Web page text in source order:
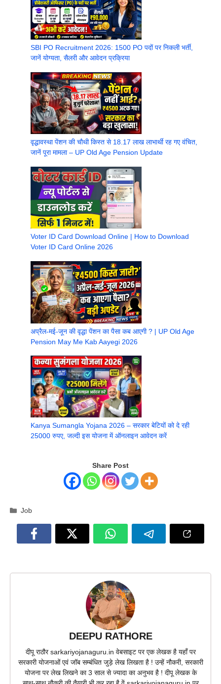
SBI PO Recruitment 2026: 1500 PO पदों पर निकली भर्ती,
जानें योग्यता, सैलरी और आवेदन प्रक्रिया
वृद्धावस्था पेंशन की चौथी किस्त से 18.17 लाख लाभार्थी रह गए वंचित,
जानें पूरा मामला – UP Old Age Pension Update
Voter ID Card Download Online | How to Download
Voter ID Card Online 2026
अप्रैल-मई-जून की वृद्धा पेंशन का पैसा कब आएगी ? | UP Old Age
Pension May Me Kab Aayegi 2026
Kanya Sumangla Yojana 2026 – सरकार बेटियों को दे रही
25000 रुपए, जल्दी इस योजना में ऑनलाइन आवेदन करें
Share Post
Categories
Job
DEEPU RATHORE
दीपू राठौर sarkariyojanaguru.in वेबसाइट पर एक लेखक है यहाँ पर
सरकारी योजनाओं एवं जॉब सम्बंधित जुड़े लेख लिखता है ! उन्हें नौकरी, सरकारी
योजना पर लेख लिखने का 3 साल से ज्यादा का अनुभव है ! दीपू लेखक के